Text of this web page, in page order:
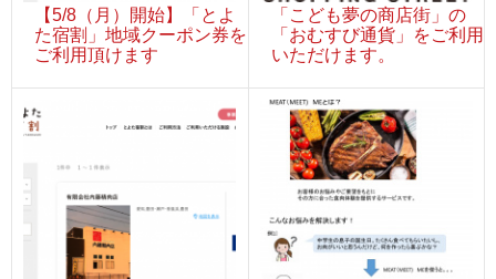
【5/8（月）開始】「とよ
た宿割」地域クーポン券を
ご利用頂けます
「こども夢の商店街」の
「おむすび通貨」をご利用
いただけます。